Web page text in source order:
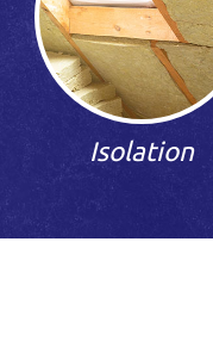
Isolation